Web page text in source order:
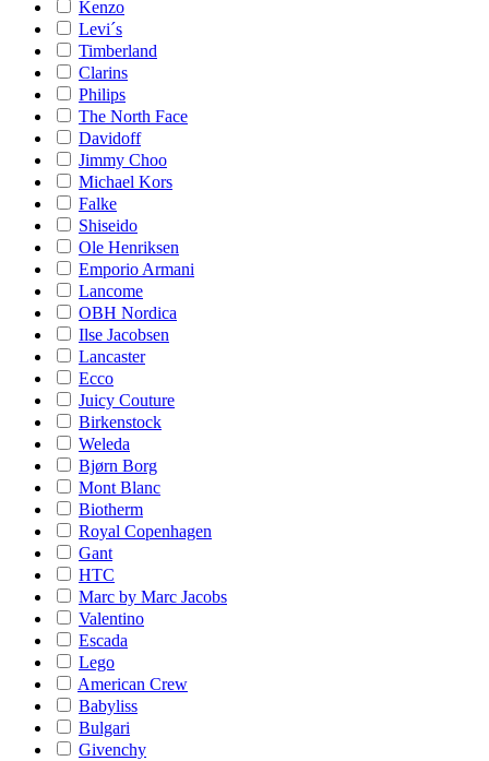
Kenzo
Levi´s
Timberland
Clarins
Philips
The North Face
Davidoff
Jimmy Choo
Michael Kors
Falke
Shiseido
Ole Henriksen
Emporio Armani
Lancome
OBH Nordica
Ilse Jacobsen
Lancaster
Ecco
Juicy Couture
Birkenstock
Weleda
Bjørn Borg
Mont Blanc
Biotherm
Royal Copenhagen
Gant
HTC
Marc by Marc Jacobs
Valentino
Escada
Lego
American Crew
Babyliss
Bulgari
Givenchy